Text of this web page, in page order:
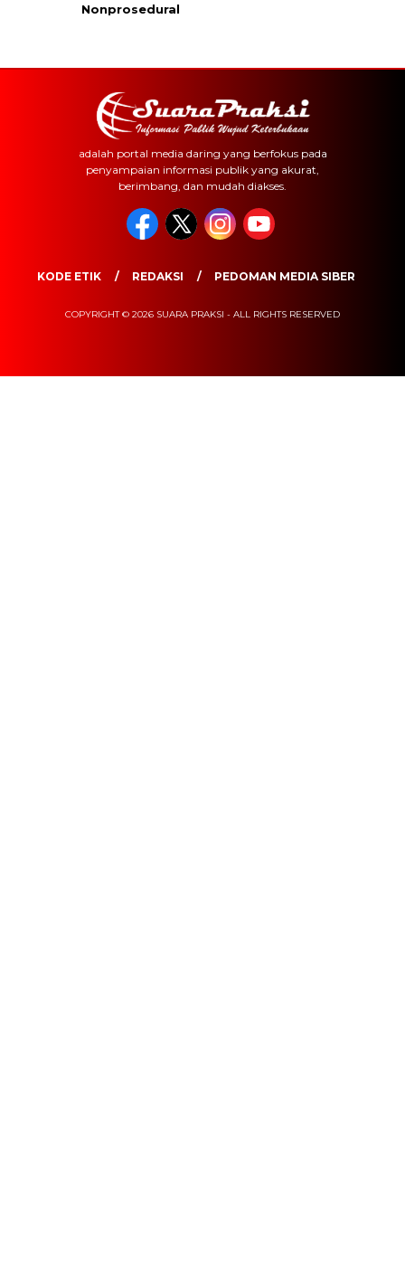
Nonprosedural
adalah portal media daring yang berfokus pada
penyampaian informasi publik yang akurat,
berimbang, dan mudah diakses.
KODE ETIK REDAKSI PEDOMAN MEDIA SIBER
COPYRIGHT © 2026 SUARA PRAKSI - ALL RIGHTS RESERVED